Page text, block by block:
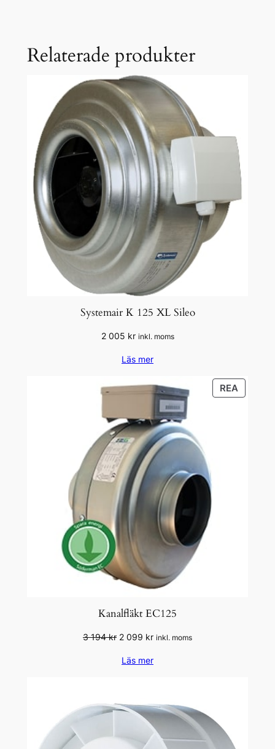
Relaterade produkter
Systemair K 125 XL Sileo
2 005 kr inkl. moms
Läs mer
REA
PÅ
Kanalfläkt EC125
3 194kr Det
priset
194 kr.
2 099 krDet
priset
099 kr.
inkl. moms
Läs mer